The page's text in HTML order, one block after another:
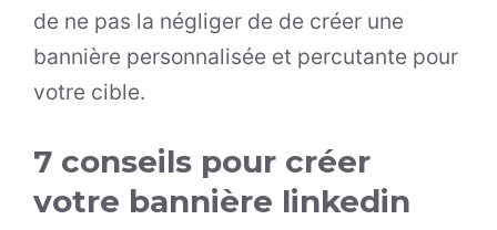
de ne pas la négliger de de créer une
bannière personnalisée et percutante pour
votre cible.
7 conseils pour créer
votre bannière linkedin